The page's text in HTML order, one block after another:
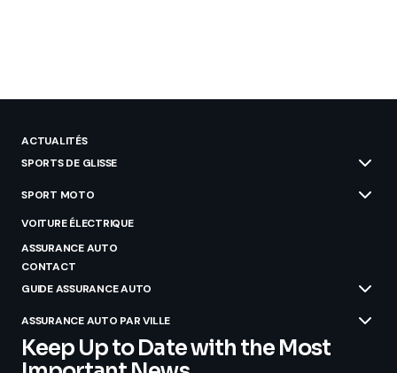
ACTUALITÉS
SPORTS DE GLISSE
SPORT MOTO
VOITURE ÉLECTRIQUE
ASSURANCE AUTO
CONTACT
GUIDE ASSURANCE AUTO
ASSURANCE AUTO PAR VILLE
Keep Up to Date with the Most